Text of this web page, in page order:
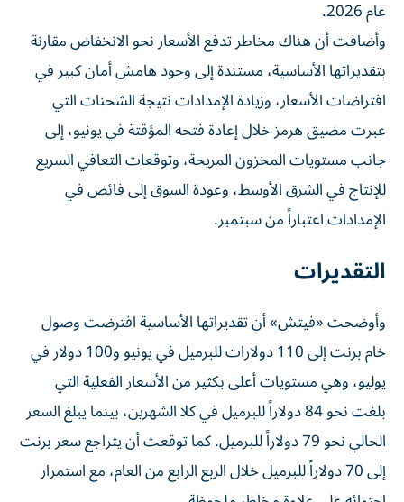
عام 2026.
وأضافت أن هناك مخاطر تدفع الأسعار نحو الانخفاض مقارنة
بتقديراتها الأساسية، مستندة إلى وجود هامش أمان كبير في
افتراضات الأسعار، وزيادة الإمدادات نتيجة الشحنات التي
عبرت مضيق هرمز خلال إعادة فتحه المؤقتة في يونيو، إلى
جانب مستويات المخزون المريحة، وتوقعات التعافي السريع
للإنتاج في الشرق الأوسط، وعودة السوق إلى فائض في
الإمدادات اعتباراً من سبتمبر.
التقديرات
وأوضحت «فيتش» أن تقديراتها الأساسية افترضت وصول
خام برنت إلى 110 دولارات للبرميل في يونيو و100 دولار في
يوليو، وهي مستويات أعلى بكثير من الأسعار الفعلية التي
بلغت نحو 84 دولاراً للبرميل في كلا الشهرين، بينما يبلغ السعر
الحالي نحو 79 دولاراً للبرميل. كما توقعت أن يتراجع سعر برنت
إلى 70 دولاراً للبرميل خلال الربع الرابع من العام، مع استمرار